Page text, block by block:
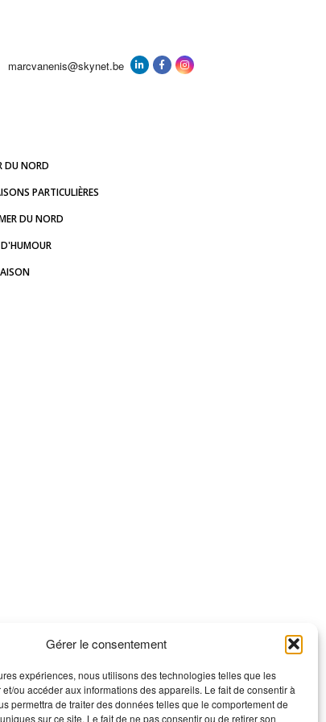
Gérer le consentement
expériences, nous utilisons des technologies telles que les
ou accéder aux informations des appareils. Le fait de consentir à
permettra de traiter des données telles que le comportement de
sur ce site. Le fait de ne pas consentir ou de retirer son
marcvanenis@skynet.be
DU NORD
PARTICULIÈRES
DU NORD